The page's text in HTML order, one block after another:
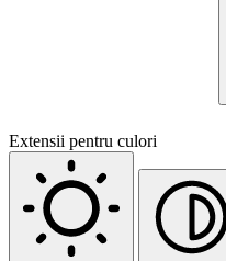
Extensii pentru culori